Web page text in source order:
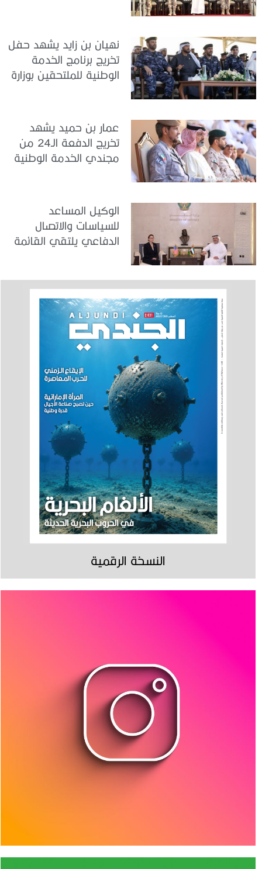
نهيان بن زايد يشهد حفل
تخريج برنامج الخدمة
الوطنية للملتحقين بوزارة
عمار بن حميد يشهد
تخريج الدفعة الـ24 من
مجندي الخدمة الوطنية
الوكيل المساعد
للسياسات والاتصال
الدفاعي يلتقي القائمة
النسخة الرقمية